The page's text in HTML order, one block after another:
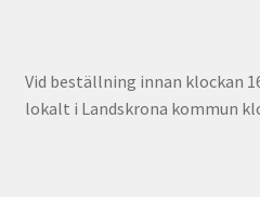
Vid beställning innan klockan
lokalt i Landskrona kommun